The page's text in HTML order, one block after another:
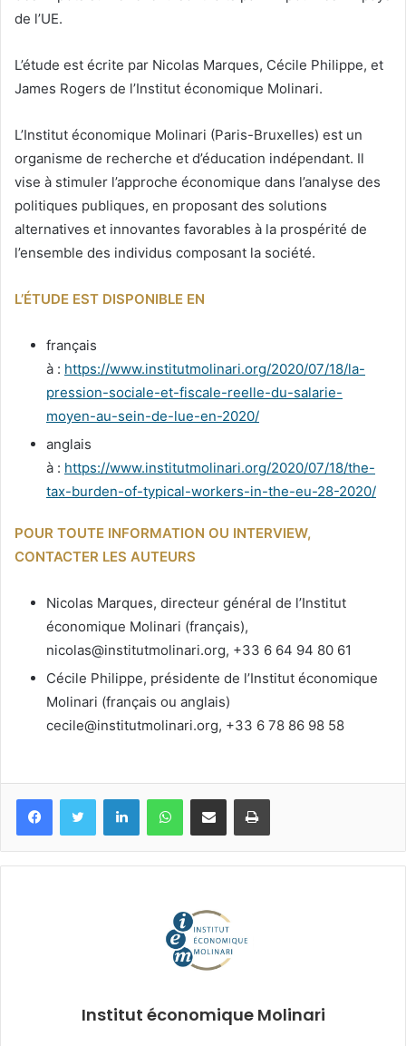
de l’UE.
L’étude est écrite par Nicolas Marques, Cécile Philippe, et
James Rogers de l’Institut économique Molinari.
L’Institut économique Molinari (Paris-Bruxelles) est un
organisme de recherche et d’éducation indépendant. Il
vise à stimuler l’approche économique dans l’analyse des
politiques publiques, en proposant des solutions
alternatives et innovantes favorables à la prospérité de
l’ensemble des individus composant la société.
L’ÉTUDE EST DISPONIBLE EN
français
à : https://www.institutmolinari.org/2020/07/18/la-
pression-sociale-et-fiscale-reelle-du-salarie-
moyen-au-sein-de-lue-en-2020/
anglais
à : https://www.institutmolinari.org/2020/07/18/the-
tax-burden-of-typical-workers-in-the-eu-28-2020/
POUR TOUTE INFORMATION OU INTERVIEW,
CONTACTER LES AUTEURS
Nicolas Marques, directeur général de l’Institut
économique Molinari (français),
nicolas@institutmolinari.org, +33 6 64 94 80 61
Cécile Philippe, présidente de l’Institut économique
Molinari (français ou anglais)
cecile@institutmolinari.org, +33 6 78 86 98 58
FacebookTwitter LinkedinWhatsApp
Partagez par mail Imprimez
Institut économique Molinari